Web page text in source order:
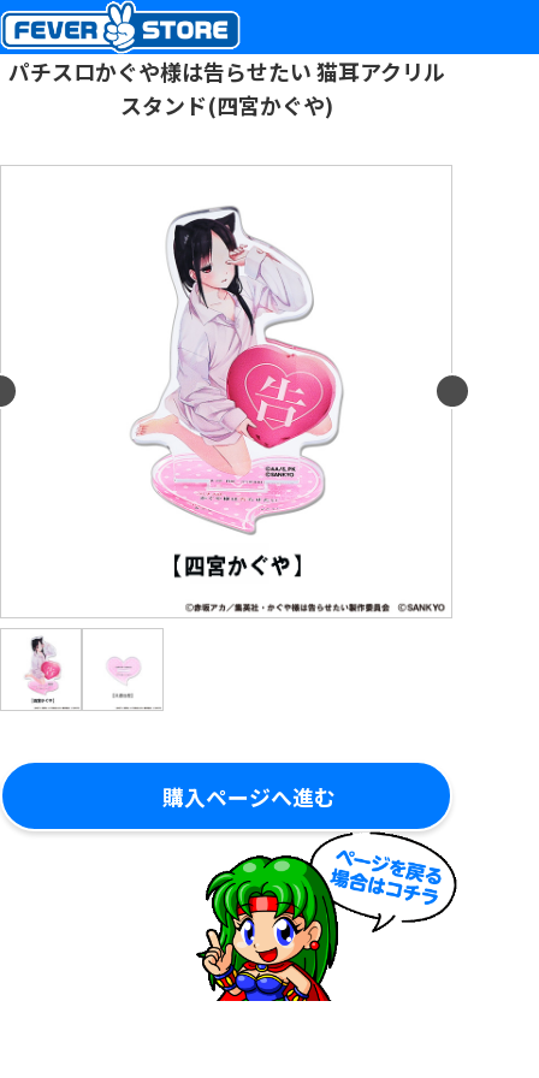
パチスロかぐや様は告らせたい 猫耳アクリル
スタンド(四宮かぐや)
購入ページへ進む